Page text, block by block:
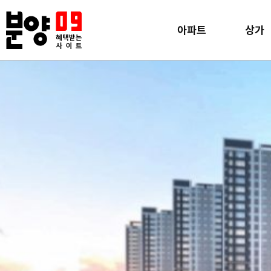
아파트 상가